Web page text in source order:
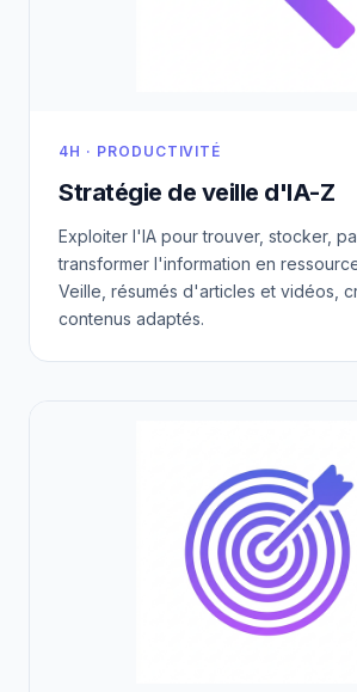
4H · PRODUCTIVITÉ
Stratégie de veille d'IA-Z
Exploiter l'IA pour trouver, stocker,
transformer l'information en
Veille, résumés d'articles et vidéos,
contenus adaptés.